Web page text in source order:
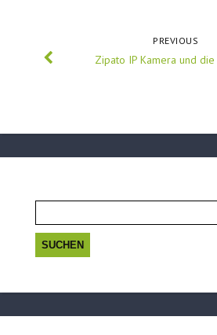
PREVIOUS
Zipato IP Kamera und